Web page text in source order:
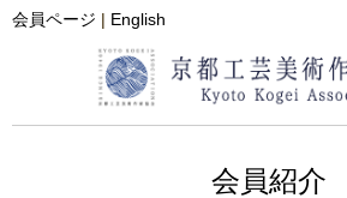
会員ページ | English
会員紹介